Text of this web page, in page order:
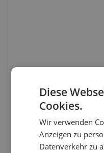
Diese
Cookies.
Wir verwenden
Anzeigen zu
Datenverkehr zu